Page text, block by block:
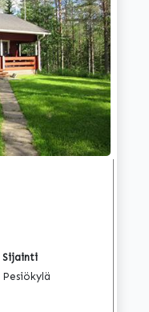
Sijainti
Pesiökylä